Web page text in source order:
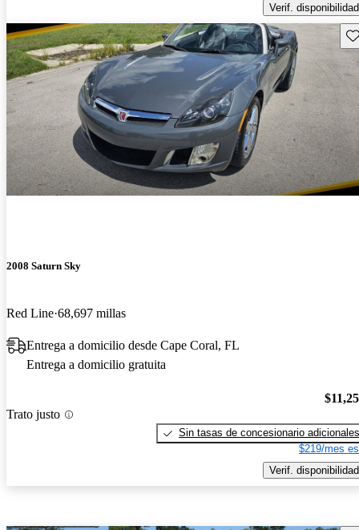
Verif. disponibilidad
2008 Saturn Sky
Red Line 68,697 millas
Entrega a domicilio desde Cape Coral, FL
Entrega a domicilio gratuita
Trato justo
Sin tasas de concesionario adicionales
$219/mes
Verif. disponibilidad